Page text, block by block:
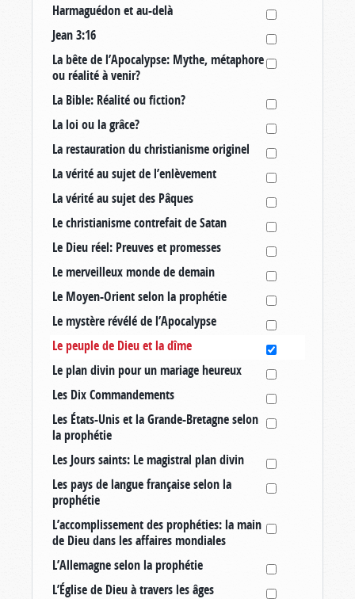
Harmaguédon et au-delà
Jean 3:16
La bête de l’Apocalypse: Mythe, métaphore
ou réalité à venir?
La Bible: Réalité ou fiction?
La loi ou la grâce?
La restauration du christianisme originel
La vérité au sujet de l’enlèvement
La vérité au sujet des Pâques
Le christianisme contrefait de Satan
Le Dieu réel: Preuves et promesses
Le merveilleux monde de demain
Le Moyen-Orient selon la prophétie
Le mystère révélé de l’Apocalypse
Le peuple de Dieu et la dîme
Le plan divin pour un mariage heureux
Les Dix Commandements
Les États-Unis et la Grande-Bretagne selon
la prophétie
Les Jours saints: Le magistral plan divin
Les pays de langue française selon la
prophétie
L’accomplissement des prophéties: la main
de Dieu dans les affaires mondiales
L’Allemagne selon la prophétie
L’Église de Dieu à travers les âges